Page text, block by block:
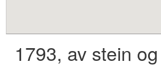
1793, av stein